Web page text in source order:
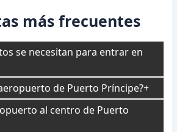
más frecuentes
se necesitan para entrar en
de Puerto Príncipe?
al centro de Puerto